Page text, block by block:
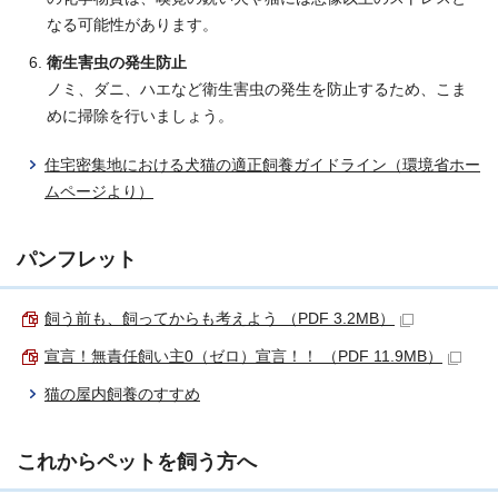
なる可能性があります。
衛生害虫の発生防止
ノミ、ダニ、ハエなど衛生害虫の発生を防止するため、こま
めに掃除を行いましょう。
住宅密集地における犬猫の適正飼養ガイドライン（環境省ホー
ムページより）
パンフレット
飼う前も、飼ってからも考えよう （PDF 3.2MB）
宣言！無責任飼い主0（ゼロ）宣言！！ （PDF 11.9MB）
猫の屋内飼養のすすめ
これからペットを飼う方へ